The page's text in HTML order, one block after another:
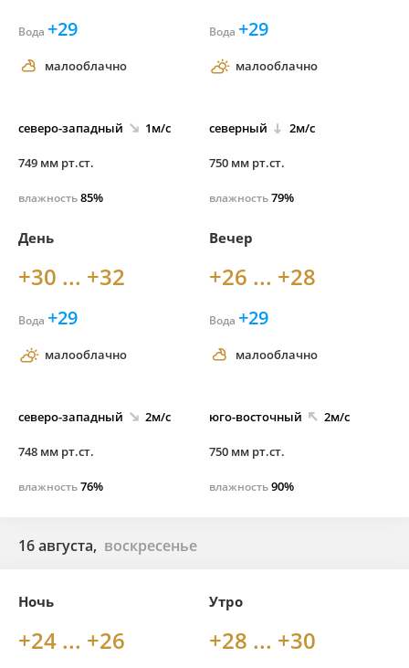
Вода +29
малооблачно
северо-западный 1м/с
749 мм рт.ст.
влажность85%
Вода +29
малооблачно
северный 2м/с
750 мм рт.ст.
влажность79%
День
+30 ... +32
Вода +29
малооблачно
северо-западный 2м/с
748 мм рт.ст.
влажность76%
Вечер
+26 ... +28
Вода +29
малооблачно
юго-восточный 2м/с
750 мм рт.ст.
влажность90%
16 августа, воскресенье
Ночь
+24 ... +26
Утро
+28 ... +30